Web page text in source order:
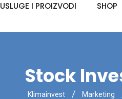
USLUGE I PROIZVODI SHOP
Stock
Klimainvest Marketing